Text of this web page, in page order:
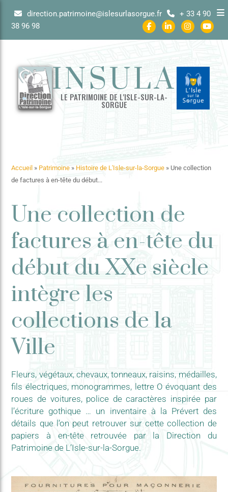
direction.patrimoine@islesurlasorgue.fr
+ 33 4 90
38 96 98
INSULA
LE PATRIMOINE DE L'ISLE-SUR-LA-
SORGUE
Accueil » Patrimoine » Histoire de L'Isle-sur-la-Sorgue » Une collection
de factures à en-tête du début...
Une collection de
factures à en-tête du
début du XXe siècle
intègre les
collections de la
Ville
Fleurs, végétaux, chevaux, tonneaux, raisins, médailles,
fils électriques, monogrammes, lettre O évoquant des
roues de voitures, police de caractères inspirée par
l’écriture gothique … un inventaire à la Prévert des
détails que l’on peut retrouver sur cette collection de
papiers à en-tête retrouvée par la Direction du
Patrimoine de L’Isle-sur-la-Sorgue.